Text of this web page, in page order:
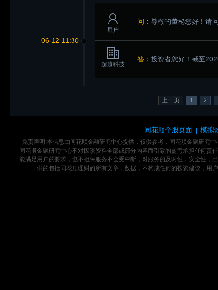
06-12 11:30
用户
问： 尊敬的董秘您好！请
超越科技
答： 投资者您好！截至
上一页 1 2
同花顺个股页面 模拟
免责声明:本信息由同花顺金融研究中心提供，仅供参考，同花顺金融研究
同花顺金融研究中心不对因该资料全部或部分内容而引致的盈亏承担任何
能满足用户的要求，也不担保服务不会受中断，对服务的及时性，安全性，
供的包括同花顺理财的所有文章，数据，不构成任何的投资建议，用